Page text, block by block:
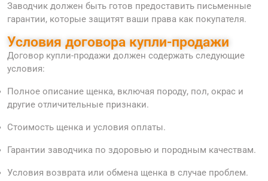
Заводчик должен быть готов предоставить письменные
гарантии, которые защитят ваши права как покупателя.
Условия договора купли-продажи
Договор купли-продажи должен содержать следующие
условия:
Полное описание щенка, включая породу, пол, окрас и
другие отличительные признаки.
Стоимость щенка и условия оплаты.
Гарантии заводчика по здоровью и породным качествам.
Условия возврата или обмена щенка в случае проблем.